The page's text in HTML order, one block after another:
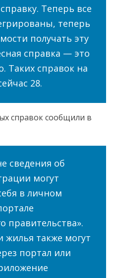
Теперь все
теперь
получать эту
справка — это
Таких справок на
28.
справок сообщили в
сведения об
могут
в личном
правительства».
жилья также могут
портал или